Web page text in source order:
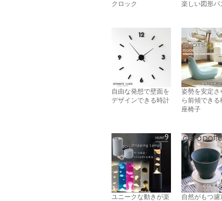
クロック 楽しい図形パ
自由な発想で壁面を
デザインできる時計
姿勢を安定さ
ら前傾できる
座椅子
ユニークな動きが楽
自然がもつ濾